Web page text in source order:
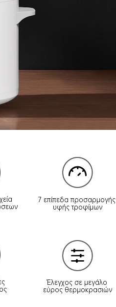
Έλεγχος σε μεγάλο
εύρος θερμοκρασιών
7 επίπεδα προσαρμογής
υφής τροφίμων